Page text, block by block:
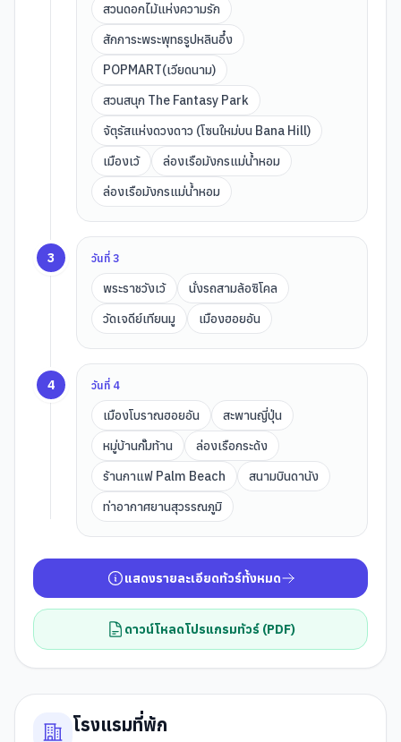
สวนดอกไม้แห่งความรัก
สักการะพระพุทธรูปหลินอึ๋ง
POPMART(เวียดนาม)
สวนสนุก The Fantasy Park
จัตุรัสแห่งดวงดาว (โซนใหม่บน Bana Hill)
เมืองเว้
ล่องเรือมังกรแม่น้ำหอม
ล่องเรือมังกรแม่น้ำหอม
3 วันที่3
พระราชวังเว้
นั่งรถสามล้อซิโคล
วัดเจดีย์เทียนมู
เมืองฮอยอัน
4 วันที่ 4
เมืองโบราณฮอยอัน
สะพานญี่ปุ่น
หมู่บ้านกั๊มท้าน
ล่องเรือกระด้ง
ร้านกาแฟ Palm Beach
สนามบินดานัง
ท่าอากาศยานสุวรรณภูมิ
แสดงรายละเอียดทัวร์ทั้งหมด
ดาวน์โหลดโปรแกรมทัวร์ (PDF)
โรงแรมที่พัก